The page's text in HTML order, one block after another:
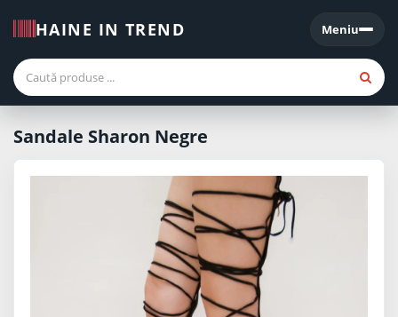
HAINE IN TREND Meniu
Meniu
Sandale Sharon Negre